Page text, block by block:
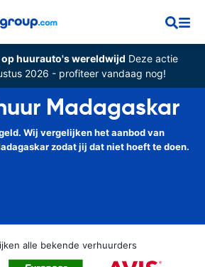
huurauto's wereldwijd Deze actie
2026 - profiteer vandaag nog!
Madagaskar
Wij vergelijken het aanbod van
zodat jij dat niet hoeft te doen.
alle bekende verhuurders